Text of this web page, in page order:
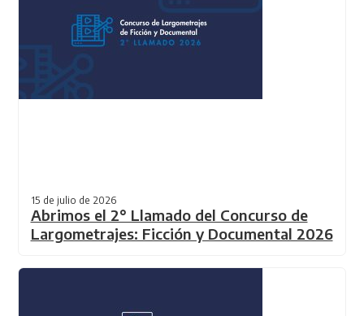
15 de julio de 2026
Abrimos el 2° Llamado del Concurso de
Largometrajes: Ficción y Documental 2026